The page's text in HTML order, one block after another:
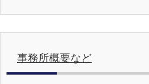
事務所概要など